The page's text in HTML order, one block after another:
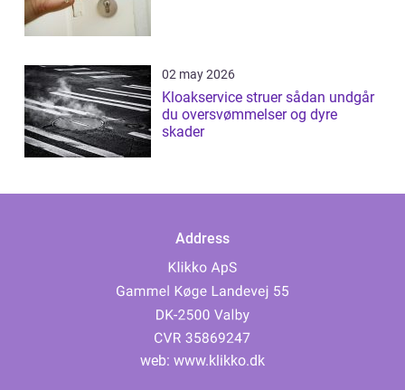
02 may 2026
Kloakservice struer sådan undgår
du oversvømmelser og dyre
skader
Address
web: www.klikko.dk